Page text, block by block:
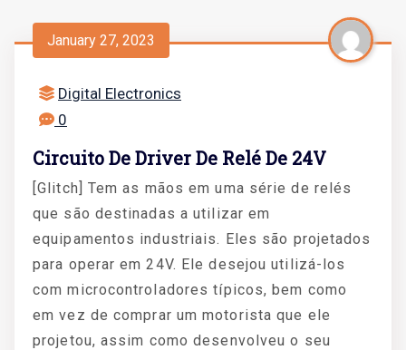
January 27, 2023
Digital Electronics
0
Circuito De Driver De Relé De 24V
[Glitch] Tem as mãos em uma série de relés
que são destinadas a utilizar em
equipamentos industriais. Eles são projetados
para operar em 24V. Ele desejou utilizá-los
com microcontroladores típicos, bem como
em vez de comprar um motorista que ele
projetou, assim como desenvolveu o seu